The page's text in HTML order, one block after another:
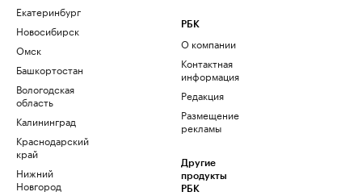
Екатеринбург
Новосибирск
Омск
Башкортостан
Вологодская
область
Калининград
Краснодарский
край
Нижний
Новгород
РБК
О компании
Контактная
информация
Редакция
Размещение
рекламы
Другие
продукты
РБК